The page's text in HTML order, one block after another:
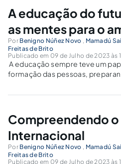
A educação do
as mentes para o
Por Benigno Núñez Novo , Mamadú
Freitas de Brito
Publicado em 09 de Julho de 2023 às
A educação sempre teve um
formação das pessoas,
sociedade. No entanto, com o
Compreendendo
Internacional
Por Benigno Núñez Novo , Mamadú
Freitas de Brito
Publicado em 09 de Julho de 2023 às